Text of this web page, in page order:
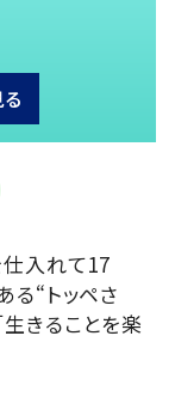
入れて17
“トッペさ
きることを楽